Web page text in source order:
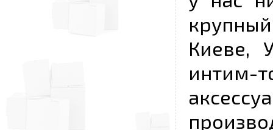
Киеве,